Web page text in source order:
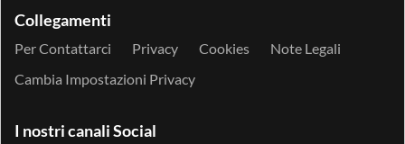
Collegamenti
Per Contattarci Privacy Cookies
Note Legali
Cambia Impostazioni Privacy
I nostri canali Social